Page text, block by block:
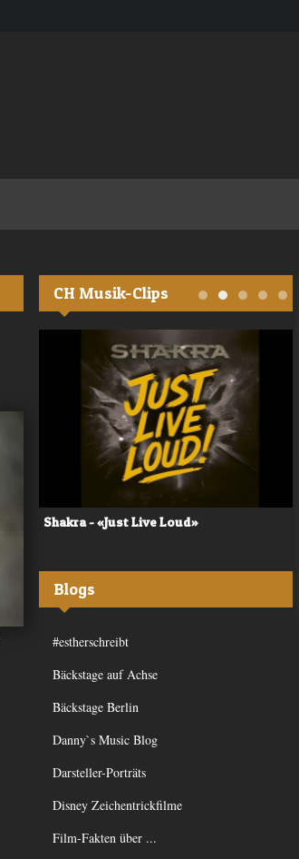
CH Musik-Clips
Shakra - «Just Live Loud»
Blogs
#estherschreibt
Bäckstage auf Achse
Bäckstage Berlin
Danny`s Music Blog
Darsteller-Porträts
Disney Zeichentrickfilme
Film-Fakten über ...